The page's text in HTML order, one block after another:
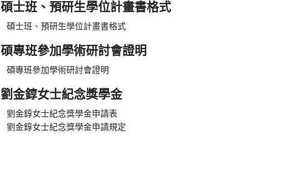
碩士班、預研生學位計畫書格式
碩士班、預研生學位計畫書格式
碩專班參加學術研討會證明
碩專班參加學術研討會證明
劉金錞女士紀念獎學金
劉金錞女士紀念獎學金申請表
劉金錞女士紀念獎學金申請規定